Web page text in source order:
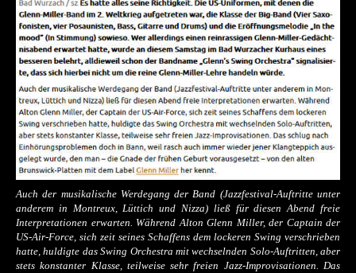
Auch der musikalische Werdegang der Band (Jazzfestival-Auftritte unter
anderem in Montreux, Lüttich und Nizza) ließ für diesen Abend freie
Interpretationen erwarten. Während Alton Glenn Miller, der Captain der
US-Air-Force, sich zeit seines Schaffens dem lockeren Swing verschrieben
hatte, huldigte das Swing Orchestra mit wechselnden Solo-Auftritten, aber
stets konstanter Klasse, teilweise sehr freien Jazz-Improvisationen. Das